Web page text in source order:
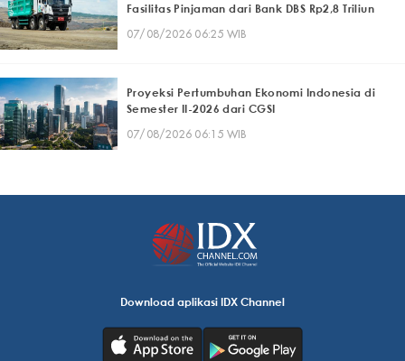
Fasilitas Pinjaman dari Bank DBS Rp2,8 Triliun
07/08/2026 06:25 WIB
Proyeksi Pertumbuhan Ekonomi Indonesia di
Semester II-2026 dari CGSI
07/08/2026 06:15 WIB
Download aplikasi IDX Channel